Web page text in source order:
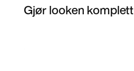
Gjør looken komplett